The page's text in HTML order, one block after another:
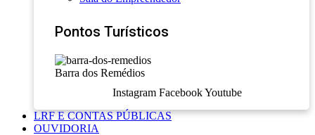
Pontos Turísticos
Barra dos Remédios
Instagram Facebook Youtube
LRF E CONTAS PÚBLICAS
OUVIDORIA